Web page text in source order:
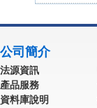
公司簡介
法源資訊
產品服務
資料庫說明